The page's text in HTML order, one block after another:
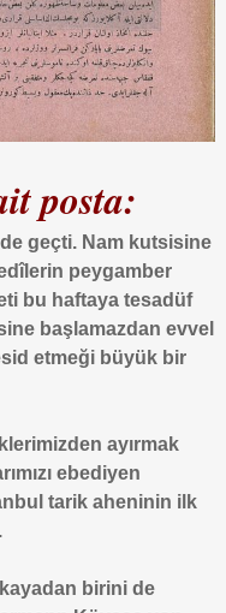
posta:
geçti. Nam kutsisine
peygamber
bu haftaya tesadüf
başlamazdan evvel
etmeği büyük bir
ayırmak
ebediyen
tarik aheninin ilk
birini de